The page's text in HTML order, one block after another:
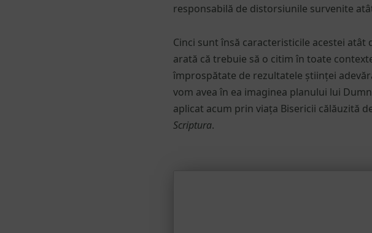
responsabilă de distorsiunile survenite
Cinci sunt însă caracteristicile acestei
arată că trebuie să o citim în toate
împrospătate de rezultatele științei
vom avea în ea imaginea planului lui
aplicat acum prin viața Bisericii călăuzită
Scriptura.